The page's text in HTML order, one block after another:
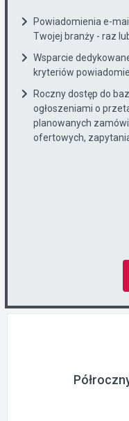
Powiadomienia e-
Twojej branży - raz
Wsparcie
kryteriów
Roczny dostęp do
ogłoszeniami o
planowanych
ofertowych,